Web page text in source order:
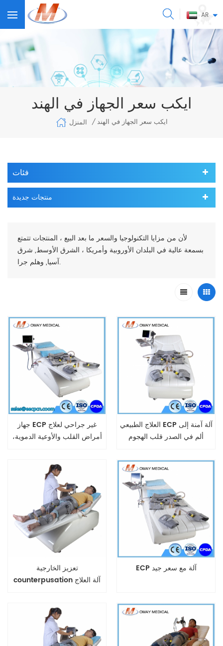
AR
ايكب سعر الجهاز في الهند
المنزل / ايكب سعر الجهاز في الهند
فئات
منتجات جديدة
لأن من مزايا التكنولوجيا والسعر ما بعد البيع ، المنتجات تتمتع
بسمعة عالية في البلدان الأوروبية وأمريكا ، الشرق الأوسط, شرق
آسيا, وهلم جرا.
جهاز ECP غير جراحي لعلاج
أمراض القلب والأوعية الدموية،
العلاج الطبيعي ECP آلة آمنة إلى
ألم في الصدر قلب الهجوم
تعزيز الخارجية
counterpusation آلة العلاج
ECP آلة مع سعر جيد